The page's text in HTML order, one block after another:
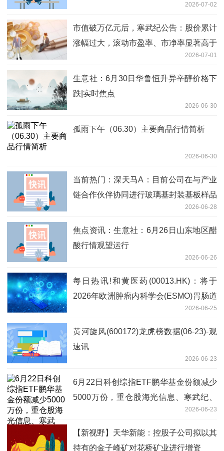
2026-07-02
市值破万亿元后，寒武纪公告：股价累计
涨幅过大，滚动市盈率、市净率显著高于
2026-07-01
生意社：6月30日华鲁恒升异辛醇价格下
跌|实时焦点
2026-06-30
孤雨下午（06.30）主要商品行情简析
2026-06-30
当前热门：深天马A：目前公司在与产业
链合作伙伴协同进行玻璃基封装基板样品
2026-06-28
焦点资讯：生意社：6月26日山东地区醋
酸行情观望运行
2026-06-26
每日热讯!和黄医药(00013.HK)：将于
2026年欧洲肿瘤内科学会(ESMO)胃肠道
肿瘤大会公布凡瑞格拉替尼用于治疗肝内
胆管癌的关键性II期研究数据
2026-06-25
黄河旋风(600172)龙虎榜数据(06-23)-观
速讯
2026-06-23
6月22日科创综指ETF鹏华基金份额减少
5000万份，重仓股海光信息、寒武纪、
2026-06-23
【新视野】天华新能：控股子公司拟以其
持有的金子峰矿对花桥矿业进行增资